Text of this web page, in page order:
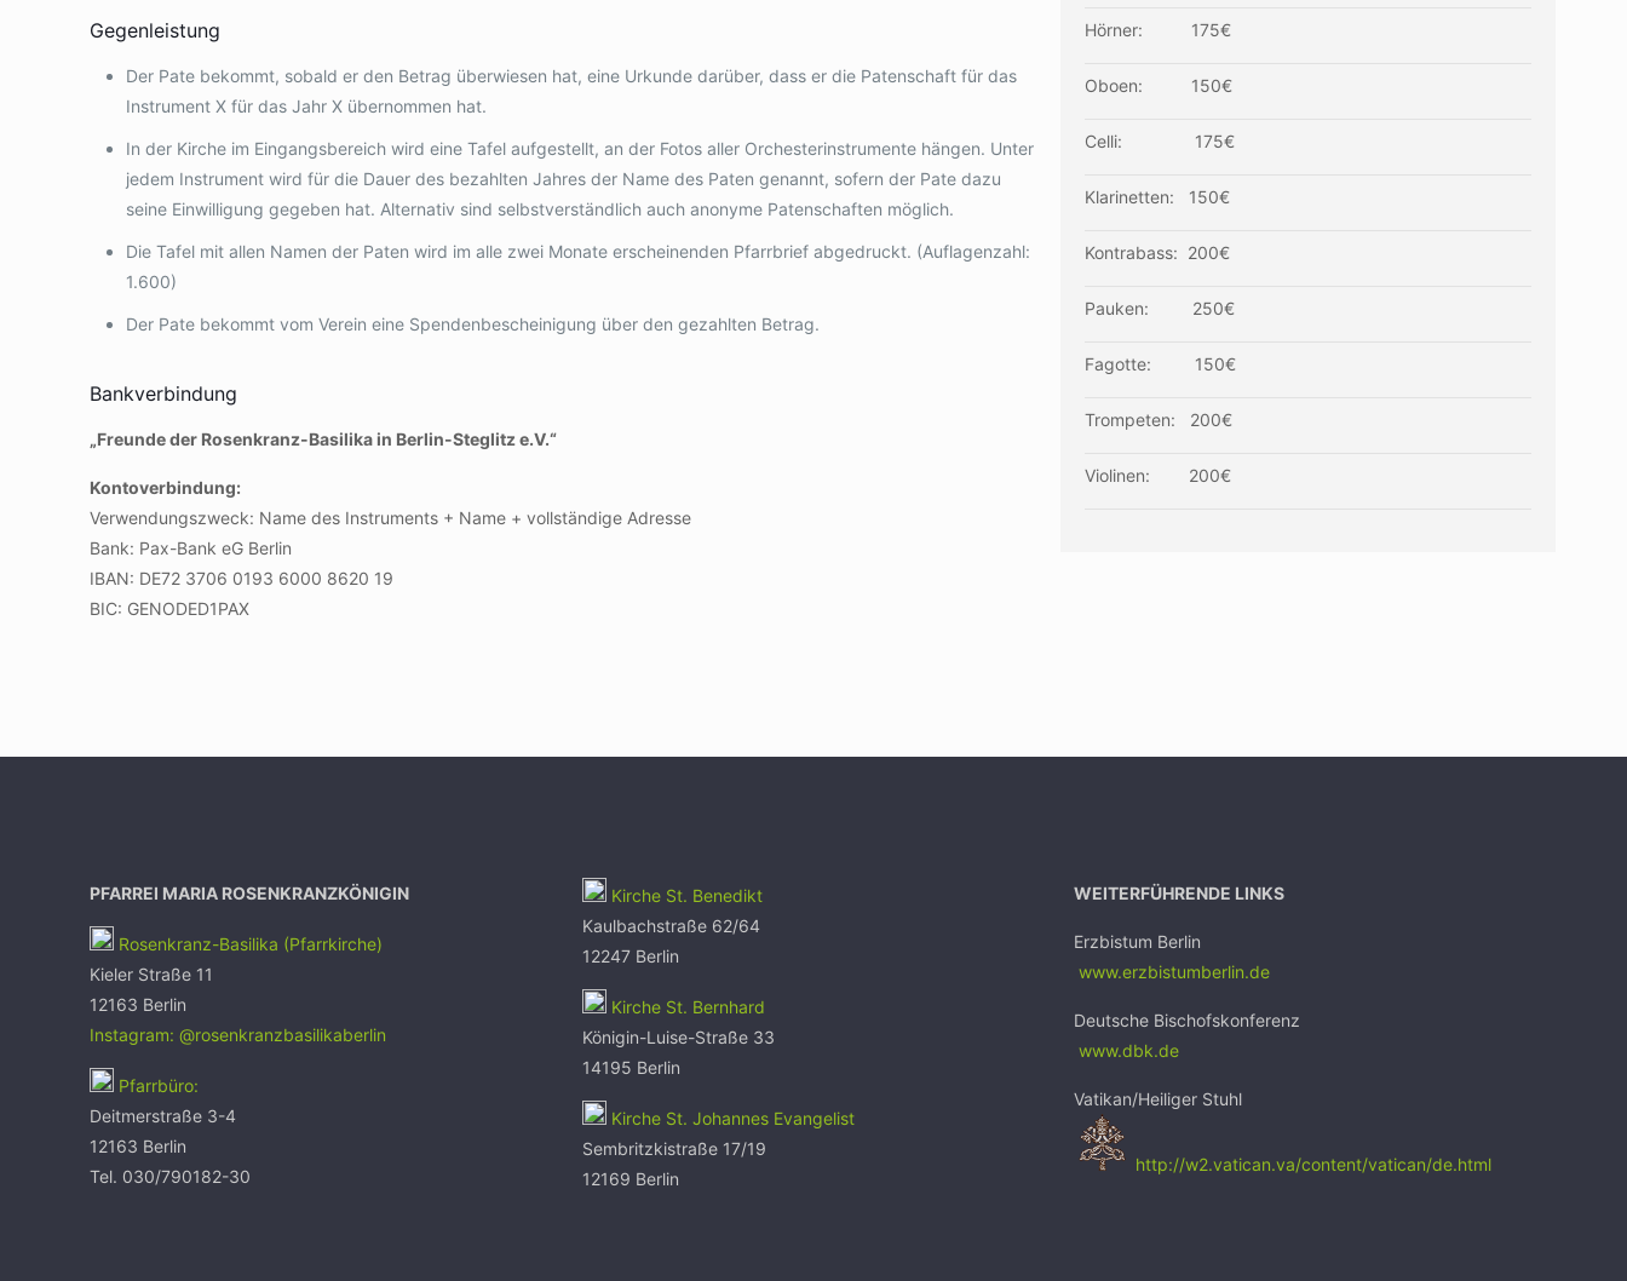
Gegenleistung
Der Pate bekommt, sobald er den Betrag überwiesen hat, eine Urkunde darüber, dass er die Patenschaft für das
Instrument X für das Jahr X übernommen hat.
In der Kirche im Eingangsbereich wird eine Tafel aufgestellt, an der Fotos aller Orchesterinstrumente hängen. Unter
jedem Instrument wird für die Dauer des bezahlten Jahres der Name des Paten genannt, sofern der Pate dazu
seine Einwilligung gegeben hat. Alternativ sind selbstverständlich auch anonyme Patenschaften möglich.
Die Tafel mit allen Namen der Paten wird im alle zwei Monate erscheinenden Pfarrbrief abgedruckt. (Auflagenzahl:
1.600)
Der Pate bekommt vom Verein eine Spendenbescheinigung über den gezahlten Betrag.
Bankverbindung
„Freunde der Rosenkranz-Basilika in Berlin-Steglitz e.V.“
Kontoverbindung:
Verwendungszweck: Name des Instruments + Name + vollständige Adresse
Bank: Pax-Bank eG Berlin
IBAN: DE72 3706 0193 6000 8620 19
BIC: GENODED1PAX
Hörner: 175€
Oboen: 150€
Celli: 175€
Klarinetten: 150€
Kontrabass: 200€
Pauken: 250€
Fagotte: 150€
Trompeten: 200€
Violinen: 200€
PFARREI MARIA ROSENKRANZKÖNIGIN
Rosenkranz-Basilika (Pfarrkirche)
Kieler Straße 11
12163 Berlin
Instagram: @rosenkranzbasilikaberlin
Pfarrbüro:
Deitmerstraße 3-4
12163 Berlin
Tel. 030/790182-30
Kirche St. Benedikt
Kaulbachstraße 62/64
12247 Berlin
Kirche St. Bernhard
Königin-Luise-Straße 33
14195 Berlin
Kirche St. Johannes Evangelist
Sembritzkistraße 17/19
12169 Berlin
WEITERFÜHRENDE LINKS
Erzbistum Berlin
www.erzbistumberlin.de
Deutsche Bischofskonferenz
www.dbk.de
Vatikan/Heiliger Stuhl
http://w2.vatican.va/content/vatican/de.html